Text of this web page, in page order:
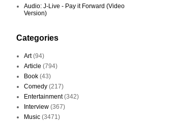
Audio: J-Live - Pay it Forward (Video
Version)
Categories
Art (94)
Article (794)
Book (43)
Comedy (217)
Entertainment (342)
Interview (367)
Music (3471)